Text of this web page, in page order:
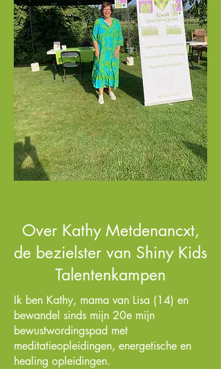
Over Kathy Metdenancxt,
de bezielster van Shiny Kids
Talentenkampen
Ik ben Kathy, mama van Lisa (14) en
bewandel sinds mijn 20e mijn
bewustwordingspad met
meditatieopleidingen, energetische en
healing opleidingen.